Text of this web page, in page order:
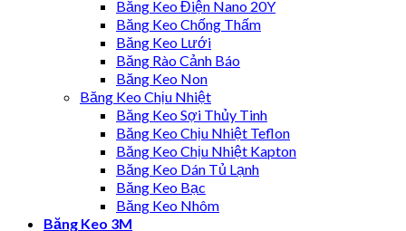
Băng Keo Điện Nano 20Y
Băng Keo Chống Thấm
Băng Keo Lưới
Băng Rào Cảnh Báo
Băng Keo Non
Băng Keo Chịu Nhiệt
Băng Keo Sợi Thủy Tinh
Băng Keo Chịu Nhiệt Teflon
Băng Keo Chịu Nhiệt Kapton
Băng Keo Dán Tủ Lạnh
Băng Keo Bạc
Băng Keo Nhôm
Băng Keo 3M